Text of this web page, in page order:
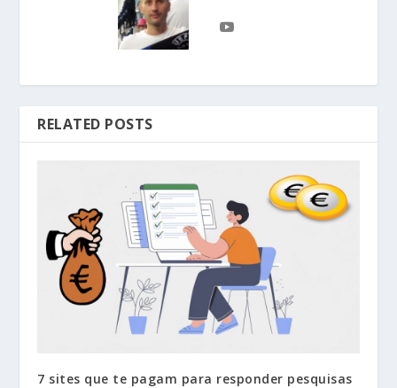
RELATED POSTS
7 sites que te pagam para responder pesquisas